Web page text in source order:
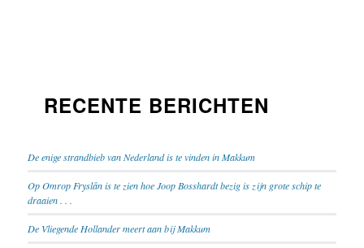
RECENTE BERICHTEN
De enige strandbieb van Nederland is te vinden in Makkum
Op Omrop Fryslân is te zien hoe Joop Bosshardt bezig is zijn grote schip te
draaien . . .
De Vliegende Hollander meert aan bij Makkum